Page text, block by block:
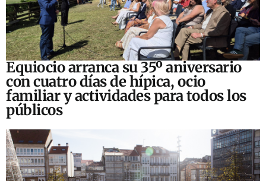
Equiocio arranca su 35º aniversario
con cuatro días de hípica, ocio
familiar y actividades para todos los
públicos